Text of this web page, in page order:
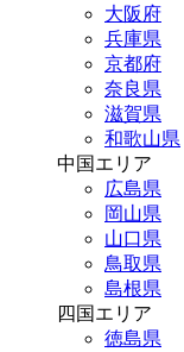
大阪府
兵庫県
京都府
奈良県
滋賀県
和歌山県
中国エリア
広島県
岡山県
山口県
鳥取県
島根県
四国エリア
徳島県